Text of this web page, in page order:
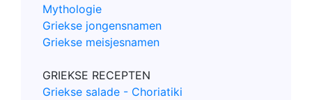
Mythologie
Griekse jongensnamen
Griekse meisjesnamen
GRIEKSE RECEPTEN
Griekse salade - Choriatiki